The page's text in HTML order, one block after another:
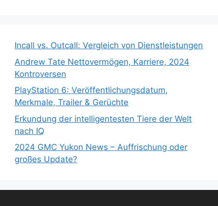
Incall vs. Outcall: Vergleich von Dienstleistungen
Andrew Tate Nettovermögen, Karriere, 2024
Kontroversen
PlayStation 6: Veröffentlichungsdatum,
Merkmale, Trailer & Gerüchte
Erkundung der intelligentesten Tiere der Welt
nach IQ
2024 GMC Yukon News – Auffrischung oder
großes Update?